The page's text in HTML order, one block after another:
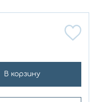
В корзину